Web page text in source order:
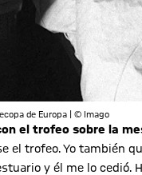
de Europa | © Imago
el trofeo sobre la
trofeo. Yo también
y él me lo cedió.